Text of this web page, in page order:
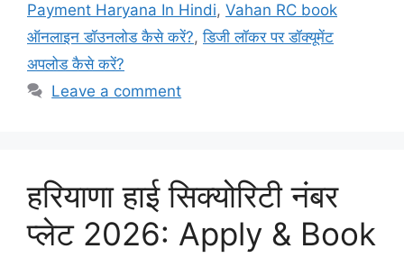
Payment Haryana In Hindi, Vahan RC book
ऑनलाइन डॉउनलोड कैसे करें?,डिजी लॉकर पर डॉक्यूमेंट
अपलोड कैसे करें?
Leave a comment
हरियाणा हाई सिक्योरिटी नंबर
प्लेट 2026: Apply & Book